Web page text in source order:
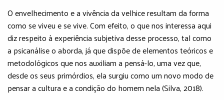
O envelhecimento e a vivência da velhice resultam da forma
como se viveu e se vive. Com efeito, o que nos interessa aqui
diz respeito à experiência subjetiva desse processo, tal como
a psicanálise o aborda, já que dispõe de elementos teóricos e
metodológicos que nos auxiliam a pensá-lo, uma vez que,
desde os seus primórdios, ela surgiu como um novo modo de
pensar a cultura e a condição do homem nela (Silva, 2018).